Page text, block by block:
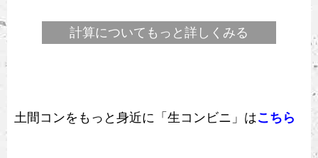
計算についてもっと詳しくみる
土間コンをもっと身近に「生コンビニ」はこちら